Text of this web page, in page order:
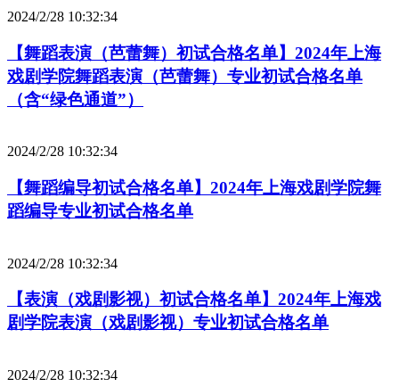
2024/2/28 10:32:34
【舞蹈表演（芭蕾舞）初试合格名单】2024年上海
戏剧学院舞蹈表演（芭蕾舞）专业初试合格名单
（含“绿色通道”）
2024/2/28 10:32:34
【舞蹈编导初试合格名单】2024年上海戏剧学院舞
蹈编导专业初试合格名单
2024/2/28 10:32:34
【表演（戏剧影视）初试合格名单】2024年上海戏
剧学院表演（戏剧影视）专业初试合格名单
2024/2/28 10:32:34